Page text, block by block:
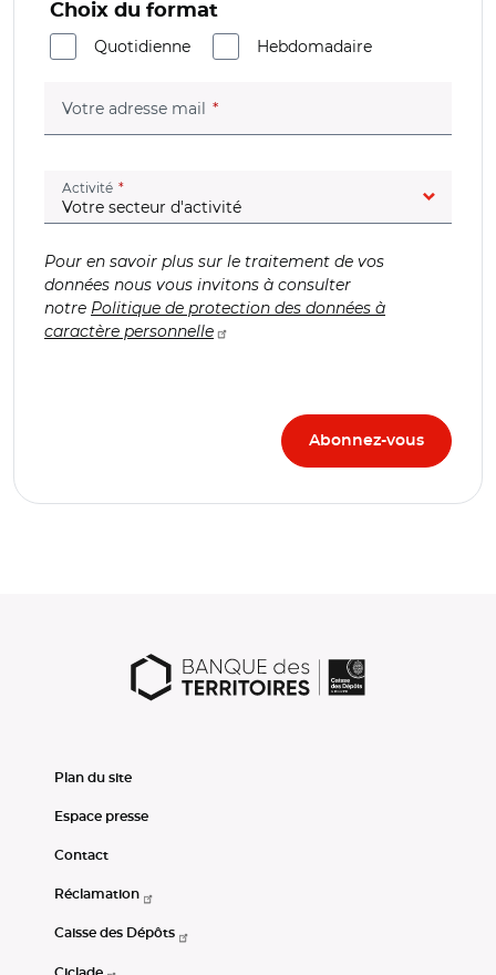
Choix du format
Quotidienne
Hebdomadaire
Votre adresse mail (champ obligatoire)
Activité (champ obligatoire)
Pour en savoir plus sur le traitement de vos
données nous vous invitons à consulter
notre Politique de protection des données à
caractère personnelle
Plan du site
Espace presse
Contact
Réclamation
Caisse des Dépôts
Ciclade